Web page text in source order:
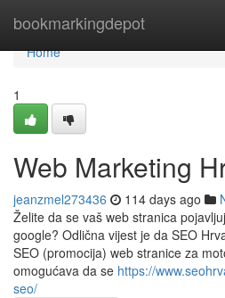
bookmarkingdepot
Home
Home
1
Web Marketing
jeanzmel273436 114 days ago
Želite da se vaš web stranica
google? Odlična vijest je da SEO
SEO (promocija) web stranice za
omogućava da se https://
seo/